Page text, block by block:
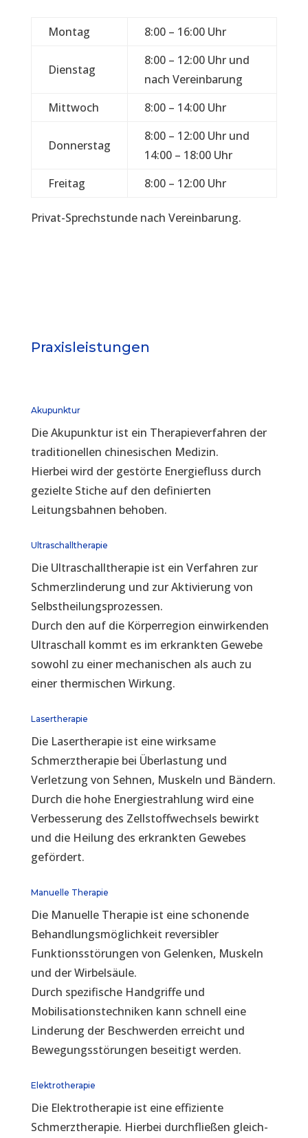
Montag 8:00 – 16:00 Uhr
Dienstag
8:00 – 12:00 Uhr und
nach Vereinbarung
Mittwoch
8:00 – 14:00 Uhr
Donnerstag
8:00 – 12:00 Uhr und
14:00 – 18:00 Uhr
Freitag
8:00 – 12:00 Uhr
Privat-Sprechstunde nach Vereinbarung.
Praxisleistungen
Akupunktur
Die Akupunktur ist ein Therapieverfahren der
traditionellen chinesischen Medizin.
Hierbei wird der gestörte Energiefluss durch
gezielte Stiche auf den definierten
Leitungsbahnen behoben.
Ultraschalltherapie
Die Ultraschalltherapie ist ein Verfahren zur
Schmerzlinderung und zur Aktivierung von
Selbstheilungsprozessen.
Durch den auf die Körperregion einwirkenden
Ultraschall kommt es im erkrankten Gewebe
sowohl zu einer mechanischen als auch zu
einer thermischen Wirkung.
Lasertherapie
Die Lasertherapie ist eine wirksame
Schmerztherapie bei Überlastung und
Verletzung von Sehnen, Muskeln und Bändern.
Durch die hohe Energiestrahlung wird eine
Verbesserung des Zellstoffwechsels bewirkt
und die Heilung des erkrankten Gewebes
gefördert.
Manuelle Therapie
Die Manuelle Therapie ist eine schonende
Behandlungsmöglichkeit reversibler
Funktionsstörungen von Gelenken, Muskeln
und der Wirbelsäule.
Durch spezifische Handgriffe und
Mobilisationstechniken kann schnell eine
Linderung der Beschwerden erreicht und
Bewegungsstörungen beseitigt werden.
Elektrotherapie
Die Elektrotherapie ist eine effiziente
Schmerztherapie. Hierbei durchfließen gleich-